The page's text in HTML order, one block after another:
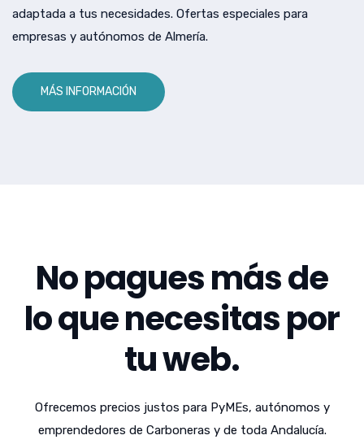
adaptada a tus necesidades. Ofertas especiales para
empresas y autónomos de Almería.
MÁS INFORMACIÓN
No pagues más de
lo que necesitas por
tu web.
Ofrecemos precios justos para PyMEs, autónomos y
emprendedores de Carboneras y de toda Andalucía.